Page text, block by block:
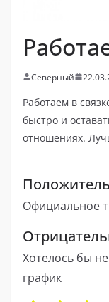
Северный
Работаем в
быстро и
отношениях.
Официальное
Хотелось бы
график